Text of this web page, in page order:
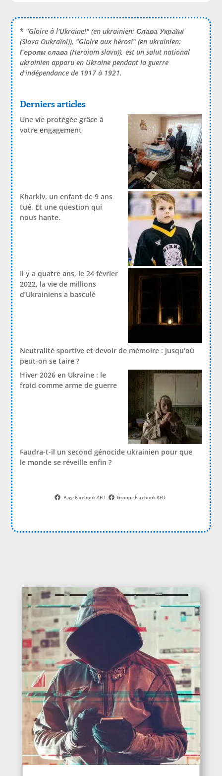
* "Gloire à l'Ukraine!" (en ukrainien:Слава Україні
(Slava Oukraïni)), "Gloire aux héros!" (en ukrainien:
Героям слава (Heroiam slava)), est un salut national
ukrainien apparu en Ukraine pendant la guerre
d'indépendance de 1917 à 1921.
Derniers articles
Une vie protégée grâce à
votre engagement
Kharkiv, un enfant de 9 ans
tué. Et une question qui
nous hante.
Il y a quatre ans, le 24 février
2022, la vie de millions
d’Ukrainiens a basculé
Neutralité sportive et devoir de mémoire : jusqu’où
peut-on se taire ?
Hiver 2026 en Ukraine : le
froid comme arme de guerre
Faudra-t-il un second génocide ukrainien pour que
le monde se réveille enfin ?
Page Facebook AFU Groupe Facebook AFU